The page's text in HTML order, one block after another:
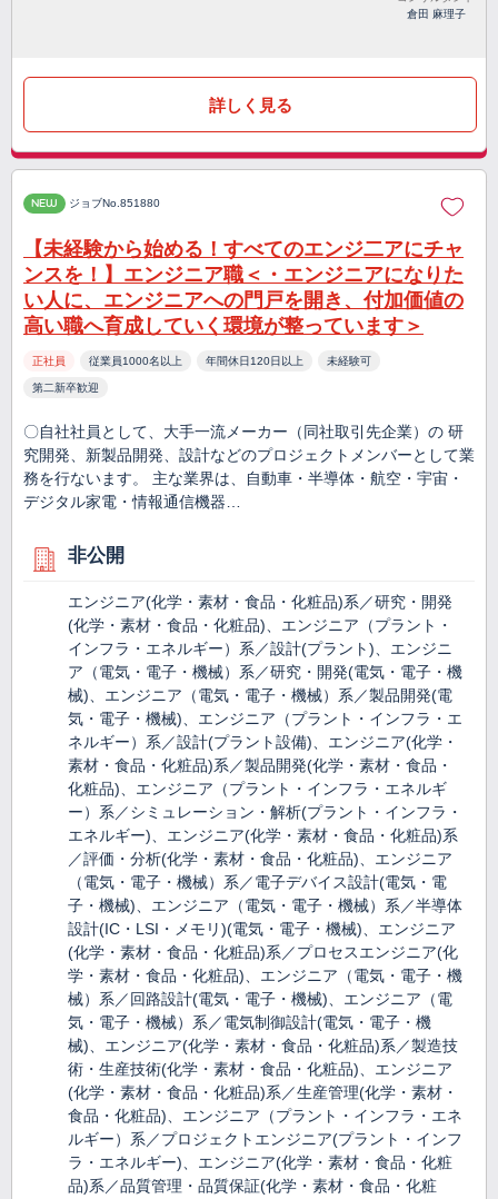
倉田 麻理子
詳しく見る
NEW ジョブNo.851880
【未経験から始める！すべてのエンジ二アにチャ
ンスを！】エンジニア職＜・エンジニアになりた
い人に、エンジニアへの門戸を開き、付加価値の
高い職へ育成していく環境が整っています＞
正社員 従業員1000名以上 年間休日120日以上 未経験可
第二新卒歓迎
〇自社社員として、大手一流メーカー（同社取引先企業）の 研
究開発、新製品開発、設計などのプロジェクトメンバーとして業
務を行ないます。 主な業界は、自動車・半導体・航空・宇宙・
デジタル家電・情報通信機器…
非公開
エンジニア(化学・素材・食品・化粧品)系／研究・開発
(化学・素材・食品・化粧品)、エンジニア（プラント・
インフラ・エネルギー）系／設計(プラント)、エンジニ
ア（電気・電子・機械）系／研究・開発(電気・電子・機
械)、エンジニア（電気・電子・機械）系／製品開発(電
気・電子・機械)、エンジニア（プラント・インフラ・エ
ネルギー）系／設計(プラント設備)、エンジニア(化学・
素材・食品・化粧品)系／製品開発(化学・素材・食品・
化粧品)、エンジニア（プラント・インフラ・エネルギ
ー）系／シミュレーション・解析(プラント・インフラ・
エネルギー)、エンジニア(化学・素材・食品・化粧品)系
／評価・分析(化学・素材・食品・化粧品)、エンジニア
（電気・電子・機械）系／電子デバイス設計(電気・電
子・機械)、エンジニア（電気・電子・機械）系／半導体
設計(IC・LSI・メモリ)(電気・電子・機械)、エンジニア
(化学・素材・食品・化粧品)系／プロセスエンジニア(化
学・素材・食品・化粧品)、エンジニア（電気・電子・機
械）系／回路設計(電気・電子・機械)、エンジニア（電
気・電子・機械）系／電気制御設計(電気・電子・機
械)、エンジニア(化学・素材・食品・化粧品)系／製造技
術・生産技術(化学・素材・食品・化粧品)、エンジニア
(化学・素材・食品・化粧品)系／生産管理(化学・素材・
食品・化粧品)、エンジニア（プラント・インフラ・エネ
ルギー）系／プロジェクトエンジニア(プラント・インフ
ラ・エネルギー)、エンジニア(化学・素材・食品・化粧
品)系／品質管理・品質保証(化学・素材・食品・化粧